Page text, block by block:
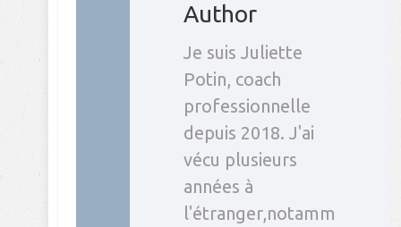
Author
Je suis Juliette
Potin, coach
professionnelle
depuis 2018. J'ai
vécu plusieurs
années à
l'étranger,notamm